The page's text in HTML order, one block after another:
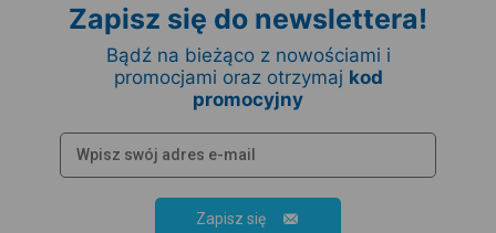
Zapisz się do newslettera!
Bądź na bieżąco z nowościami i
promocjami oraz otrzymaj kod
promocyjny
Zapisz się